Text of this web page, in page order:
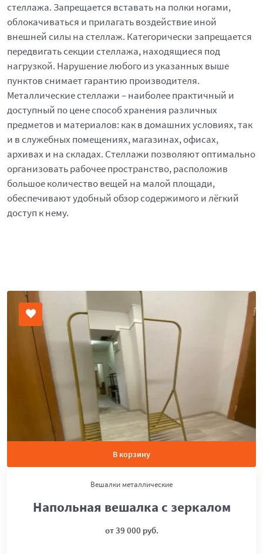
стеллажа. Запрещается вставать на полки ногами,
облокачиваться и прилагать воздействие иной
внешней силы на стеллаж. Категорически запрещается
передвигать секции стеллажа, находящиеся под
нагрузкой. Нарушение любого из указанных выше
пунктов снимает гарантию производителя.
Металлические стеллажи – наиболее практичный и
доступный по цене способ хранения различных
предметов и материалов: как в домашних условиях, так
и в служебных помещениях, магазинах, офисах,
архивах и на складах. Стеллажи позволяют оптимально
организовать рабочее пространство, расположив
большое количество вещей на малой площади,
обеспечивают удобный обзор содержимого и лёгкий
доступ к нему.
В корзину
Вешалки металлические
Напольная вешалка с зеркалом
от 39 000 руб.